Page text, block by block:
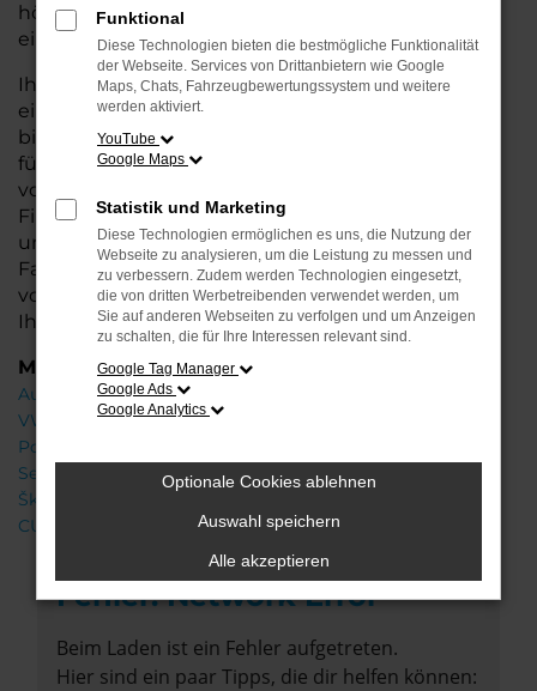
höchsten Fahrkomfort, innovative Features und
eine herausragende Wirtschaftlichkeit.
Ihr Audi Autohaus in Oldenburg steht Ihnen mit
einer breiten Auswahl an Neuwagen zur Seite und
bietet Ihnen umfassende Beratung, damit Sie das
für Sie passende Fahrzeug finden. Profitieren Sie
von zusätzlichen Services wie attraktiven
Finanzierungsmöglichkeiten, Leasingangeboten
und der Inzahlungnahme Ihres aktuellen
Fahrzeugs. Besuchen Sie uns und lassen Sie sich
von unseren Experten beraten – wir freuen uns,
Ihnen den perfekten Neuwagen zu präsentieren!
Marken
Audi
VW
Porsche
Seat
Škoda
CUPRA
Fehler: Network Error
Beim Laden ist ein Fehler aufgetreten.
Hier sind ein paar Tipps, die dir helfen können:
Funktional
Diese Technologien bieten die bestmögliche Funktionalität
der Webseite. Services von Drittanbietern wie Google
Maps, Chats, Fahrzeugbewertungssystem und weitere
werden aktiviert.
YouTube
Google Maps
Statistik und Marketing
Diese Technologien ermöglichen es uns, die Nutzung der
Webseite zu analysieren, um die Leistung zu messen und
zu verbessern. Zudem werden Technologien eingesetzt,
die von dritten Werbetreibenden verwendet werden, um
Sie auf anderen Webseiten zu verfolgen und um Anzeigen
zu schalten, die für Ihre Interessen relevant sind.
Google Tag Manager
Google Ads
Google Analytics
Optionale Cookies ablehnen
Auswahl speichern
Alle akzeptieren